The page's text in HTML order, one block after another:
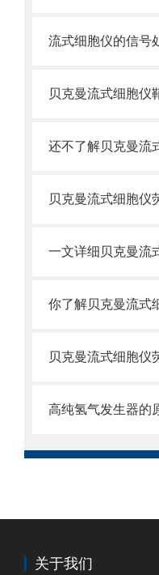
贝克曼流式细胞仪
高纯氢气发生器的
关于我们